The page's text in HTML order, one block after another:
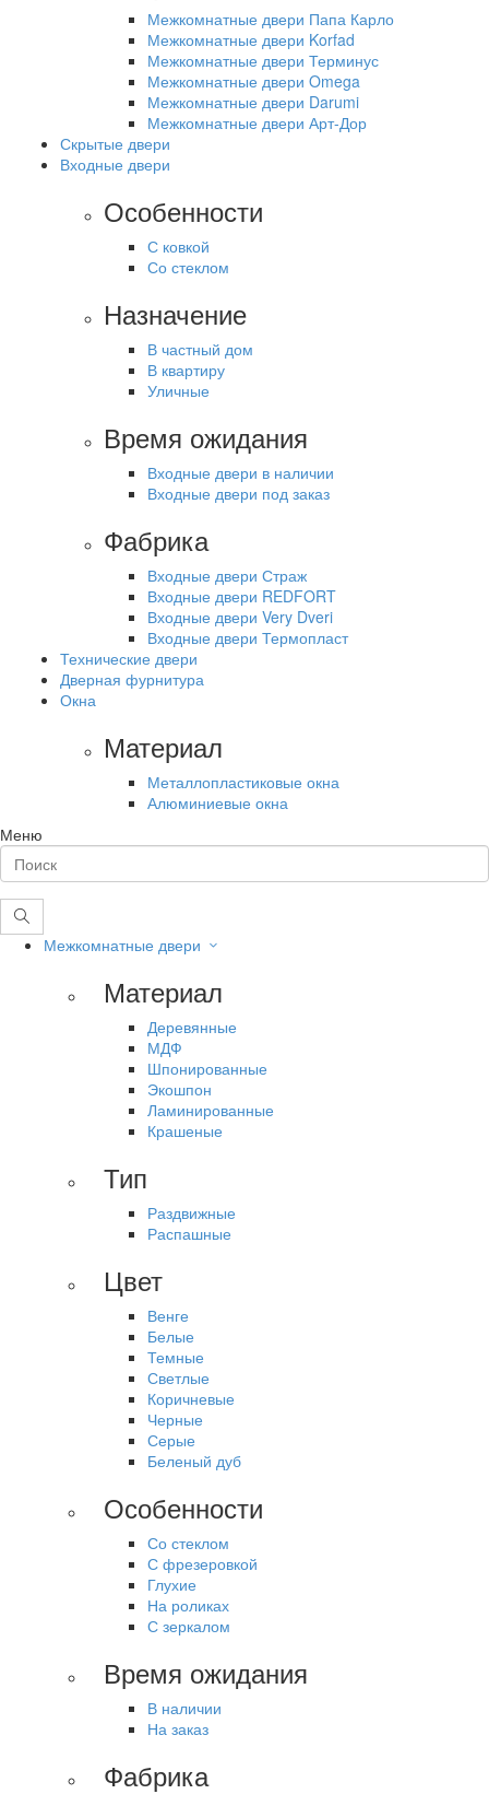
Межкомнатные двери Папа Карло
Межкомнатные двери Korfad
Межкомнатные двери Терминус
Межкомнатные двери Omega
Межкомнатные двери Darumi
Межкомнатные двери Арт-Дор
Скрытые двери
Входные двери
Особенности
С ковкой
Со стеклом
Назначение
В частный дом
В квартиру
Уличные
Время ожидания
Входные двери в наличии
Входные двери под заказ
Фабрика
Входные двери Страж
Входные двери REDFORT
Входные двери Very Dveri
Входные двери Термопласт
Технические двери
Дверная фурнитура
Окна
Материал
Металлопластиковые окна
Алюминиевые окна
Меню
Межкомнатные двери
Материал
Деревянные
МДФ
Шпонированные
Экошпон
Ламинированные
Крашеные
Тип
Раздвижные
Распашные
Цвет
Венге
Белые
Темные
Светлые
Коричневые
Черные
Серые
Беленый дуб
Особенности
Со стеклом
С фрезеровкой
Глухие
На роликах
С зеркалом
Время ожидания
В наличии
На заказ
Фабрика